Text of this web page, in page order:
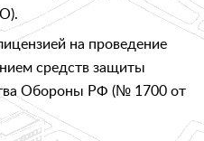
на проведение
средств защиты
Обороны РФ (№ 1700 от